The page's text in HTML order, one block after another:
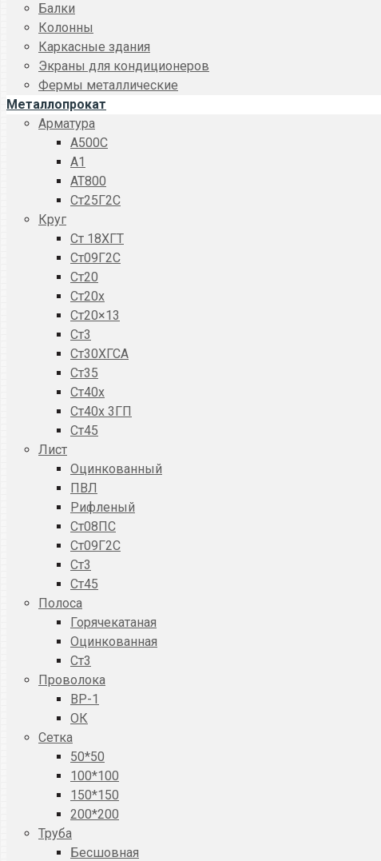
Балки
Колонны
Каркасные здания
Экраны для кондиционеров
Фермы металлические
Металлопрокат
Арматура
A500C
А1
АТ800
Ст25Г2С
Круг
Ст 18ХГТ
Ст09Г2С
Ст20
Ст20x
Ст20×13
Ст3
Ст30ХГСА
Ст35
Ст40х
Ст40х 3ГП
Ст45
Лист
Оцинкованный
ПВЛ
Рифленый
Ст08ПС
Ст09Г2С
Ст3
Ст45
Полоса
Горячекатаная
Оцинкованная
Ст3
Проволока
ВР-1
ОК
Сетка
50*50
100*100
150*150
200*200
Труба
Бесшовная